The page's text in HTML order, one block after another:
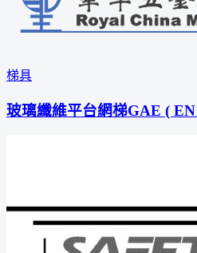
梯具
玻璃纖維平台網梯GAE (